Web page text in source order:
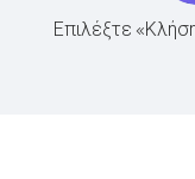
Επιλέξτε